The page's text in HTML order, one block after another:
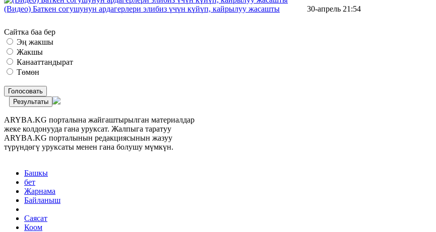
(Видео) Баткен согушунун ардагерлери элибиз үчүн күйүп, кайрылуу жасашты 30-апрель 21:54
Сайтка баа бер
Эң жакшы
Жакшы
Канааттандырат
Төмөн
Голосовать
Результаты
ARYBA.KG порталына жайгаштырылган материалдар
жеке колдонууда гана уруксат. Жалпыга таратуу
ARYBA.KG порталынын редакциясынын жазуу
түрүндөгү уруксаты менен гана болушу мүмкүн.
Башкы
бет
Жарнама
Байланыш
Саясат
Коом